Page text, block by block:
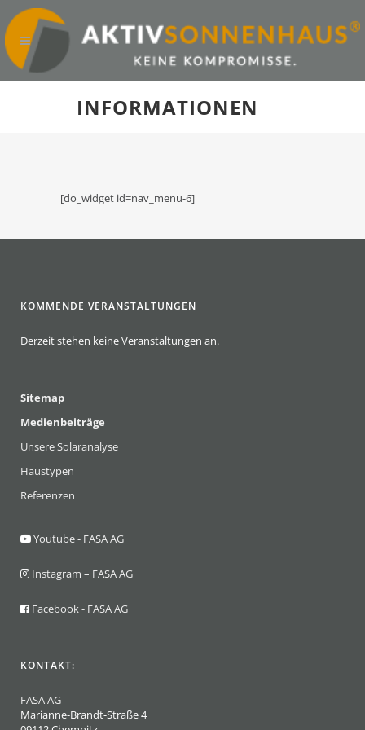
INFORMATIONEN
[do_widget id=nav_menu-6]
KOMMENDE VERANSTALTUNGEN
Derzeit stehen keine Veranstaltungen an.
Sitemap
Medienbeiträge
Unsere Solaranalyse
Haustypen
Referenzen
Youtube - FASA AG
Instagram – FASA AG
Facebook - FASA AG
KONTAKT:
FASA AG
Marianne-Brandt-Straße 4